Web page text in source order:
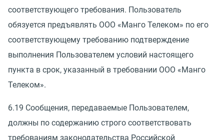
соответствующего требования. Пользователь
обязуется предъявлять ООО «Манго Телеком» по его
соответствующему требованию подтверждение
выполнения Пользователем условий настоящего
пункта в срок, указанный в требовании ООО «Манго
Телеком».
6.19 Сообщения, передаваемые Пользователем,
должны по содержанию строго соответствовать
требованиям законодательства Российской